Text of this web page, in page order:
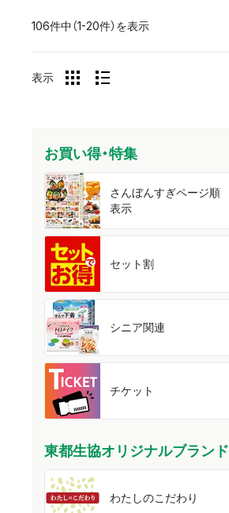
106件中（1-20件）を表示
表示
お買い得・特集
さんぼんすぎページ順
表示
セット割
シニア関連
チケット
東都生協オリジナルブランド
わたしのこだわり